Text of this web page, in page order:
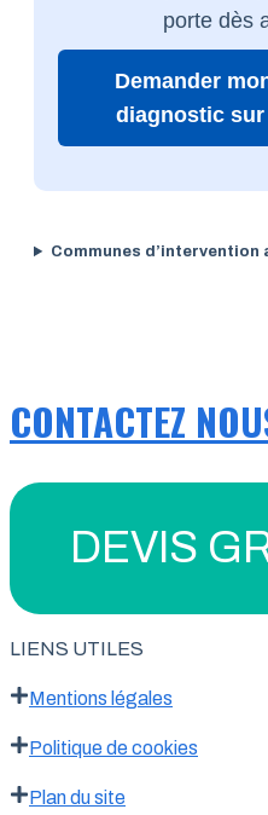
porte dès
Demander
diagnostic sur
Communes d’intervention
CONTACTEZ
DEVIS
LIENS UTILES
Mentions légales
Politique de cookies
Plan du site